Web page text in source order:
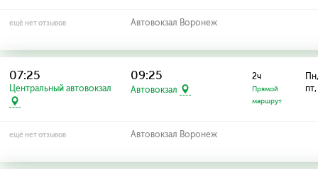
ещё нет отзывов Автовокзал Воронеж
07:25
Центральный автовокзал
09:25
Автовокзал
2ч
Прямой
маршрут
ещё нет отзывов Автовокзал Воронеж